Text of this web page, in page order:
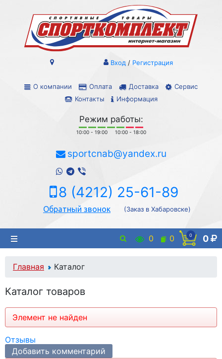
О компании Оплата Доставка
Сервис
Контакты
Информация
Вход / Регистрация
Режим работы:
10:00 - 19:00 10:00 - 18:00
sportcnab@yandex.ru
8 (4212) 25-61-89
Обратный звонок (Заказ в Хабаровске)
0 0 0 0
Главная Каталог
Каталог товаров
Элемент не найден
Отзывы
Добавить комментарий